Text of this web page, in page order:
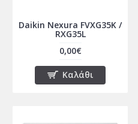
Daikin Nexura FVXG35K /
RXG35L
0,00€
Καλάθι